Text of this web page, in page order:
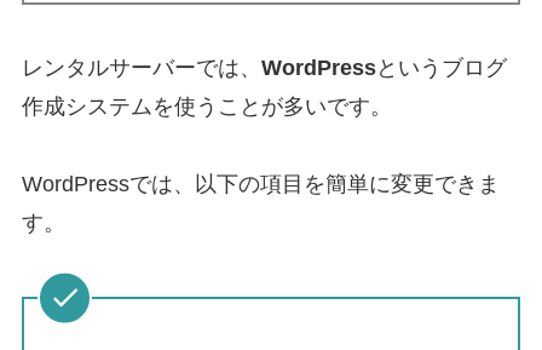
レンタルサーバーでは、 WordPressというブログ
作成システムを使うことが多いです。
WordPressでは、以下の項目を簡単に変更できま
す。